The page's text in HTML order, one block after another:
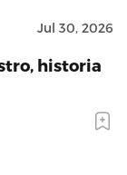
Jul 30, 2026
historia